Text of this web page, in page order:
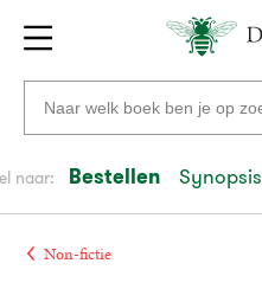
Gratis
verzending
vanaf
20
euro
Voor
23:59
volgendein
Zoeken
naar
auteurs
en
uitgevers
naar: Bestellen Synopsis
Non-fictie